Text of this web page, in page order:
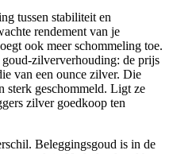
tussen stabiliteit en
rendement van je
ook meer schommeling toe.
zilververhouding: de prijs
van een ounce zilver. Die
sterk geschommeld. Ligt ze
zilver goedkoop ten
Beleggingsgoud is in de